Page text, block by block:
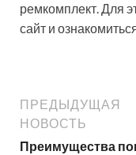
ремкомплект. Для
сайт и
ПРЕДЫДУЩАЯ
НОВОСТЬ
Преимущества